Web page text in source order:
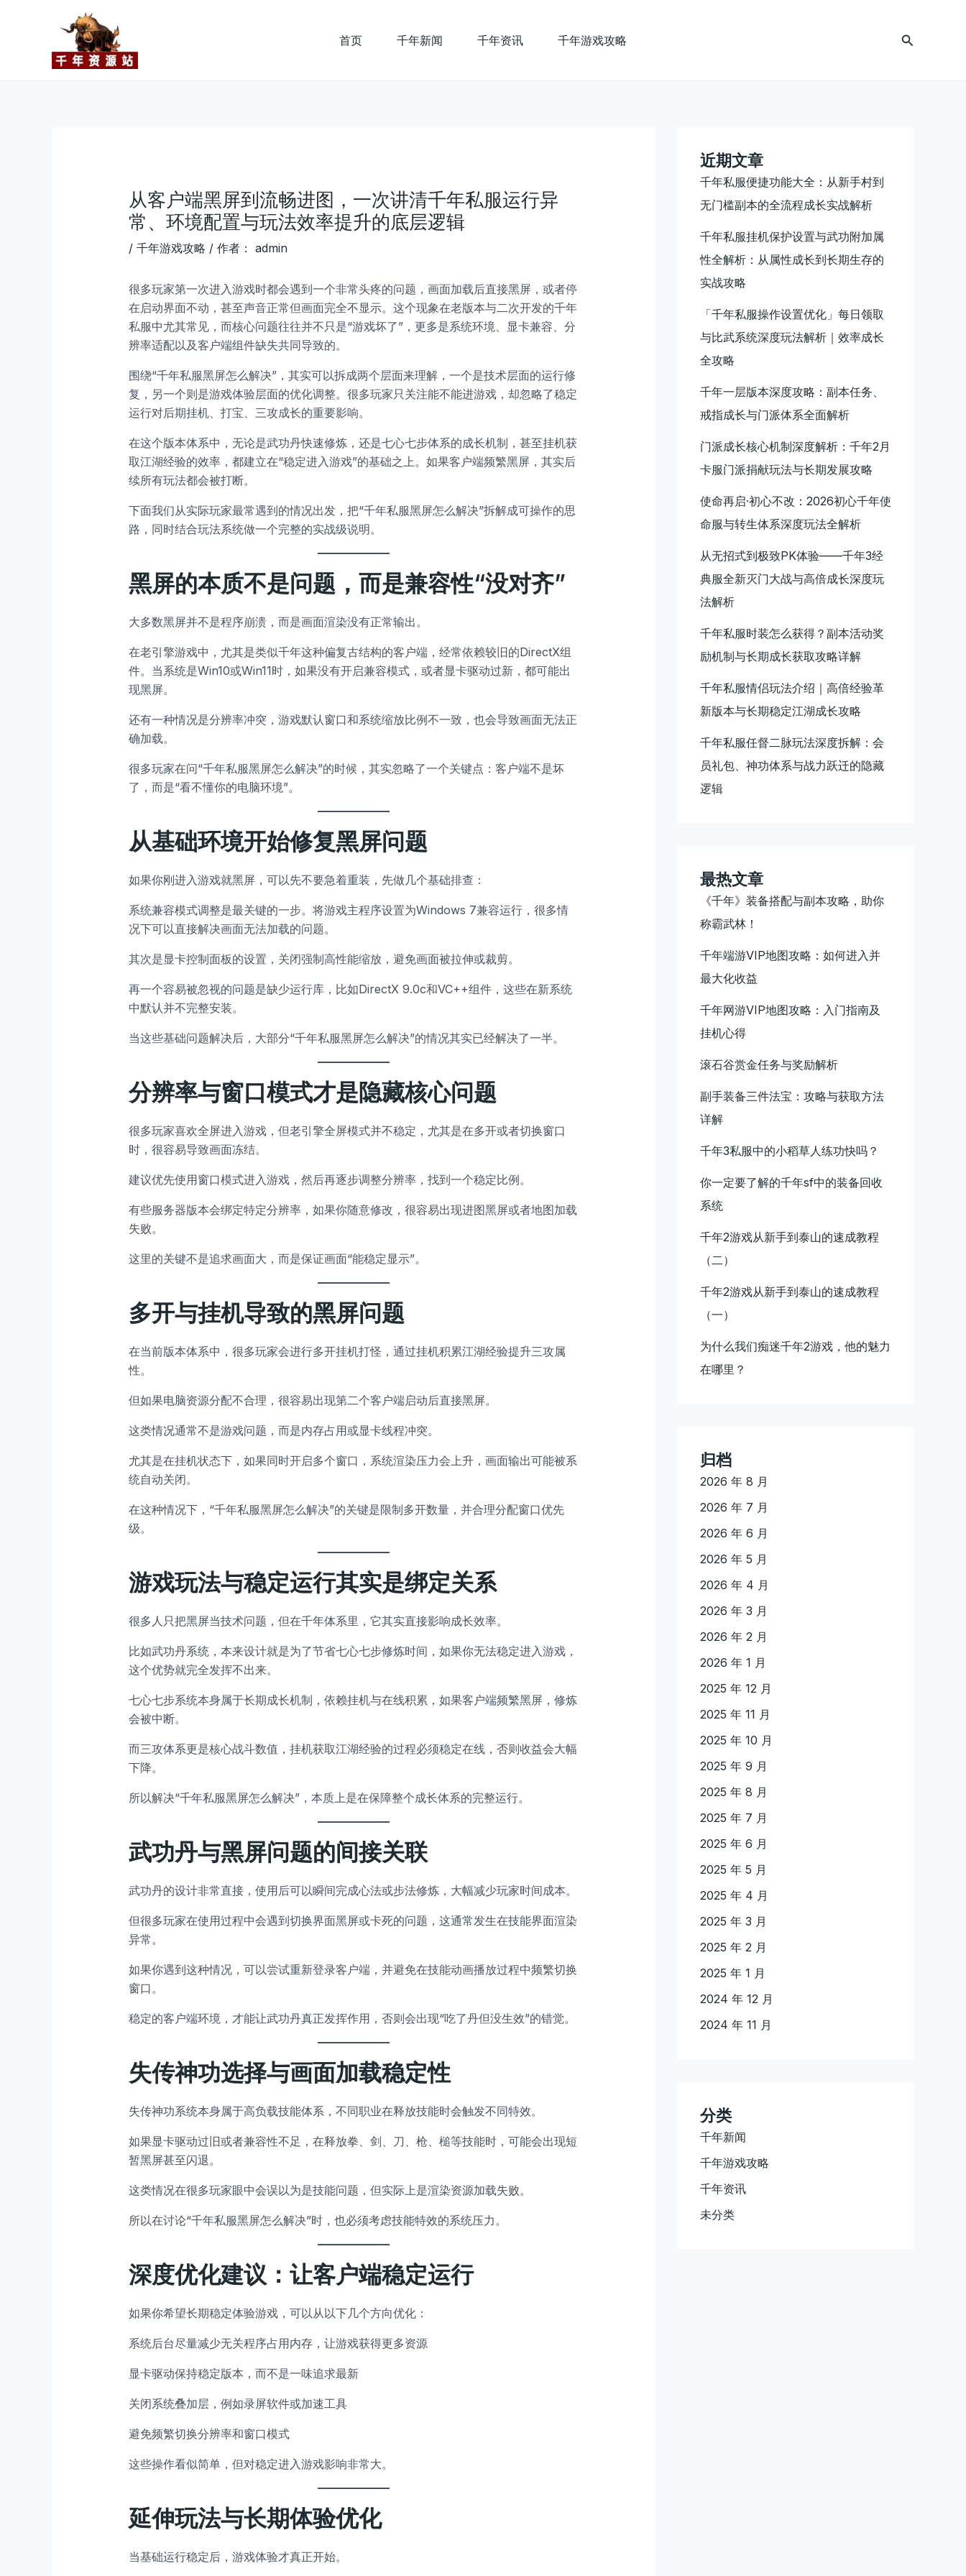
首页 千年新闻 千年资讯 千年游戏攻略
搜
从客户端黑屏到流畅进图，一次讲清千年私服运行异
常、环境配置与玩法效率提升的底层逻辑
/ 千年游戏攻略 / 作者： admin
很多玩家第一次进入游戏时都会遇到一个非常头疼的问题，画面加载后直接黑屏，或者停
在启动界面不动，甚至声音正常但画面完全不显示。这个现象在老版本与二次开发的千年
私服中尤其常见，而核心问题往往并不只是“游戏坏了”，更多是系统环境、显卡兼容、分
辨率适配以及客户端组件缺失共同导致的。
围绕“千年私服黑屏怎么解决”，其实可以拆成两个层面来理解，一个是技术层面的运行修
复，另一个则是游戏体验层面的优化调整。很多玩家只关注能不能进游戏，却忽略了稳定
运行对后期挂机、打宝、三攻成长的重要影响。
在这个版本体系中，无论是武功丹快速修炼，还是七心七步体系的成长机制，甚至挂机获
取江湖经验的效率，都建立在“稳定进入游戏”的基础之上。如果客户端频繁黑屏，其实后
续所有玩法都会被打断。
下面我们从实际玩家最常遇到的情况出发，把“千年私服黑屏怎么解决”拆解成可操作的思
路，同时结合玩法系统做一个完整的实战级说明。
黑屏的本质不是问题，而是兼容性“没对齐”
大多数黑屏并不是程序崩溃，而是画面渲染没有正常输出。
在老引擎游戏中，尤其是类似千年这种偏复古结构的客户端，经常依赖较旧的DirectX组
件。当系统是Win10或Win11时，如果没有开启兼容模式，或者显卡驱动过新，都可能出
现黑屏。
还有一种情况是分辨率冲突，游戏默认窗口和系统缩放比例不一致，也会导致画面无法正
确加载。
很多玩家在问“千年私服黑屏怎么解决”的时候，其实忽略了一个关键点：客户端不是坏
了，而是“看不懂你的电脑环境”。
从基础环境开始修复黑屏问题
如果你刚进入游戏就黑屏，可以先不要急着重装，先做几个基础排查：
系统兼容模式调整是最关键的一步。将游戏主程序设置为Windows 7兼容运行，很多情
况下可以直接解决画面无法加载的问题。
其次是显卡控制面板的设置，关闭强制高性能缩放，避免画面被拉伸或裁剪。
再一个容易被忽视的问题是缺少运行库，比如DirectX 9.0c和VC++组件，这些在新系统
中默认并不完整安装。
当这些基础问题解决后，大部分“千年私服黑屏怎么解决”的情况其实已经解决了一半。
分辨率与窗口模式才是隐藏核心问题
很多玩家喜欢全屏进入游戏，但老引擎全屏模式并不稳定，尤其是在多开或者切换窗口
时，很容易导致画面冻结。
建议优先使用窗口模式进入游戏，然后再逐步调整分辨率，找到一个稳定比例。
有些服务器版本会绑定特定分辨率，如果你随意修改，很容易出现进图黑屏或者地图加载
失败。
这里的关键不是追求画面大，而是保证画面“能稳定显示”。
多开与挂机导致的黑屏问题
在当前版本体系中，很多玩家会进行多开挂机打怪，通过挂机积累江湖经验提升三攻属
性。
但如果电脑资源分配不合理，很容易出现第二个客户端启动后直接黑屏。
这类情况通常不是游戏问题，而是内存占用或显卡线程冲突。
尤其是在挂机状态下，如果同时开启多个窗口，系统渲染压力会上升，画面输出可能被系
统自动关闭。
在这种情况下，“千年私服黑屏怎么解决”的关键是限制多开数量，并合理分配窗口优先
级。
游戏玩法与稳定运行其实是绑定关系
很多人只把黑屏当技术问题，但在千年体系里，它其实直接影响成长效率。
比如武功丹系统，本来设计就是为了节省七心七步修炼时间，如果你无法稳定进入游戏，
这个优势就完全发挥不出来。
七心七步系统本身属于长期成长机制，依赖挂机与在线积累，如果客户端频繁黑屏，修炼
会被中断。
而三攻体系更是核心战斗数值，挂机获取江湖经验的过程必须稳定在线，否则收益会大幅
下降。
所以解决“千年私服黑屏怎么解决”，本质上是在保障整个成长体系的完整运行。
武功丹与黑屏问题的间接关联
武功丹的设计非常直接，使用后可以瞬间完成心法或步法修炼，大幅减少玩家时间成本。
但很多玩家在使用过程中会遇到切换界面黑屏或卡死的问题，这通常发生在技能界面渲染
异常。
如果你遇到这种情况，可以尝试重新登录客户端，并避免在技能动画播放过程中频繁切换
窗口。
稳定的客户端环境，才能让武功丹真正发挥作用，否则会出现“吃了丹但没生效”的错觉。
失传神功选择与画面加载稳定性
失传神功系统本身属于高负载技能体系，不同职业在释放技能时会触发不同特效。
如果显卡驱动过旧或者兼容性不足，在释放拳、剑、刀、枪、槌等技能时，可能会出现短
暂黑屏甚至闪退。
这类情况在很多玩家眼中会误以为是技能问题，但实际上是渲染资源加载失败。
所以在讨论“千年私服黑屏怎么解决”时，也必须考虑技能特效的系统压力。
深度优化建议：让客户端稳定运行
如果你希望长期稳定体验游戏，可以从以下几个方向优化：
系统后台尽量减少无关程序占用内存，让游戏获得更多资源
显卡驱动保持稳定版本，而不是一味追求最新
关闭系统叠加层，例如录屏软件或加速工具
避免频繁切换分辨率和窗口模式
这些操作看似简单，但对稳定进入游戏影响非常大。
延伸玩法与长期体验优化
当基础运行稳定后，游戏体验才真正开始。
navigation
近期文章
千年私服便捷功能大全：从新手村到
无门槛副本的全流程成长实战解析
千年私服挂机保护设置与武功附加属
性全解析：从属性成长到长期生存的
实战攻略
「千年私服操作设置优化」每日领取
与比武系统深度玩法解析｜效率成长
全攻略
千年一层版本深度攻略：副本任务、
戒指成长与门派体系全面解析
门派成长核心机制深度解析：千年2月
卡服门派捐献玩法与长期发展攻略
使命再启·初心不改：2026初心千年使
命服与转生体系深度玩法全解析
从无招式到极致PK体验——千年3经
典服全新灭门大战与高倍成长深度玩
法解析
千年私服时装怎么获得？副本活动奖
励机制与长期成长获取攻略详解
千年私服情侣玩法介绍｜高倍经验革
新版本与长期稳定江湖成长攻略
千年私服任督二脉玩法深度拆解：会
员礼包、神功体系与战力跃迁的隐藏
逻辑
最热文章
《千年》装备搭配与副本攻略，助你
称霸武林！
千年端游VIP地图攻略：如何进入并
最大化收益
千年网游VIP地图攻略：入门指南及
挂机心得
滚石谷赏金任务与奖励解析
副手装备三件法宝：攻略与获取方法
详解
千年3私服中的小稻草人练功快吗？
你一定要了解的千年sf中的装备回收
系统
千年2游戏从新手到泰山的速成教程
（二）
千年2游戏从新手到泰山的速成教程
（一）
为什么我们痴迷千年2游戏，他的魅力
在哪里？
归档
2026 年 8 月
2026 年 7 月
2026 年 6 月
2026 年 5 月
2026 年 4 月
2026 年 3 月
2026 年 2 月
2026 年 1 月
2025 年 12 月
2025 年 11 月
2025 年 10 月
2025 年 9 月
2025 年 8 月
2025 年 7 月
2025 年 6 月
2025 年 5 月
2025 年 4 月
2025 年 3 月
2025 年 2 月
2025 年 1 月
2024 年 12 月
2024 年 11 月
分类
千年新闻
千年游戏攻略
千年资讯
未分类